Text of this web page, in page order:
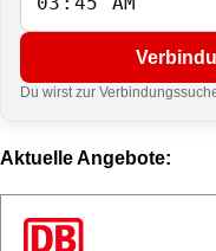
Du wirst zur
Aktuelle Angebote: